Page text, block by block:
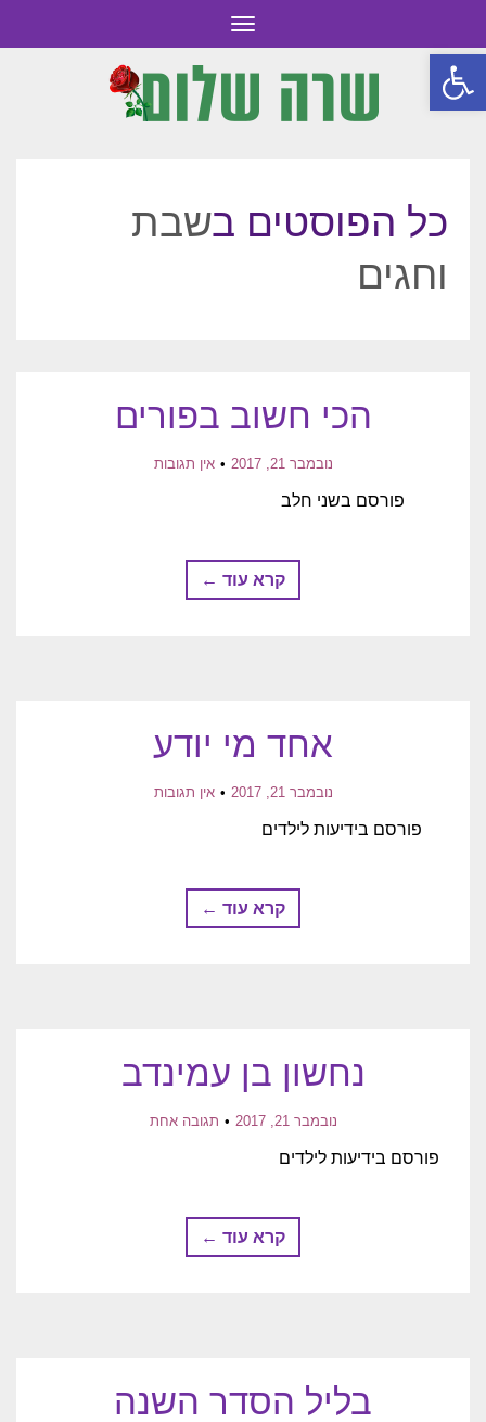
פתח סרגל נגישות
תפריט
כל הפוסטים בשבת
וחגים
הכי חשוב בפורים
נובמבר 21, 2017 אין תגובות
פורסם בשני חלב
קרא עוד ←
אחד מי יודע
נובמבר 21, 2017 אין תגובות
פורסם בידיעות לילדים
קרא עוד ←
נחשון בן עמינדב
נובמבר 21, 2017 תגובה אחת
פורסם בידיעות לילדים
קרא עוד ←
בליל הסדר השנה